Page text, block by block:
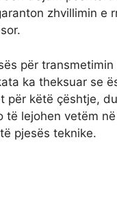
zhvillimin e
për transmetimin
ka theksuar se
për këtë çështje,
të lejohen vetëm
pjesës teknike.